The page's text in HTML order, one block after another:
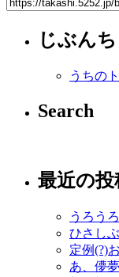
じぶんち
うちの
Search
最近の投
うろう
ひさし
定例(?)
あ、儚